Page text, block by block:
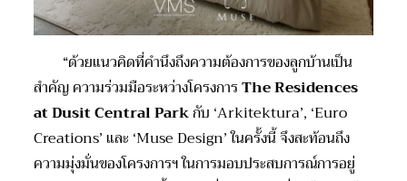
“ด้วยแนวคิดที่คำนึงถึงความต้องการของลูกบ้านเป็น
สำคัญ ความร่วมมือระหว่างโครงการThe Residences
at Dusit Central Parkกับ ‘Arkitektura’, ‘Euro
Creations’ และ ‘Muse Design’ ในครั้งนี้ จึงสะท้อนถึง
ความมุ่งมั่นของโครงการฯ ในการมอบประสบการณ์การอยู่